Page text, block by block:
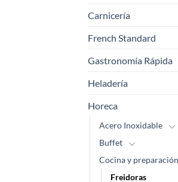
Carnicería
French Standard
Gastronomía Rápida
Heladería
Horeca
Acero Inoxidable
Buffet
Cocina y preparación
Freidoras